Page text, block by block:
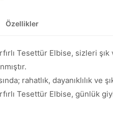
Özellikler
Tesettür Elbise, sizleri
rahatlık, dayanıklılık ve
Tesettür Elbise, günlük